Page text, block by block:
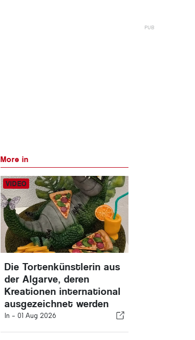
More in
Die Tortenkünstlerin aus
der Algarve, deren
Kreationen international
ausgezeichnet werden
In - 01 Aug 2026